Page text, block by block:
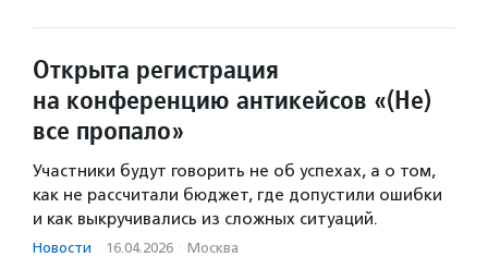
Открыта регистрация
на конференцию антикейсов «(Не)
все пропало»
Участники будут говорить не об успехах, а о том,
как не рассчитали бюджет, где допустили ошибки
и как выкручивались из сложных ситуаций.
Новости · 16.04.2026 · Москва